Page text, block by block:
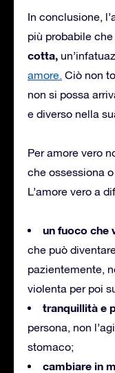
In conclusione,
più probabile
cotta,
amore. Ciò non
non si possa
e diverso nella
Per amore vero
che ossessiona
L’amore vero a
un fuoco che
che può
pazientemente,
violenta per poi
tranquillità e
persona, non
stomaco;
cambiare in